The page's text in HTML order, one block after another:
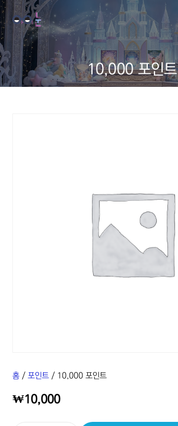
10,000 포인트
홈 /포인트 / 10,000 포인트
₩10,000